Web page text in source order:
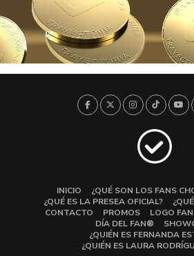
INICIO
¿QUÉ SON LOS FANS
¿QUÉ ES LA PRESEA OFICIAL?
CONTACTO
PROMOS
LOGO
DÍA DEL FAN®
¿QUIÉN ES FERNANDA
¿QUIÉN ES LAURA